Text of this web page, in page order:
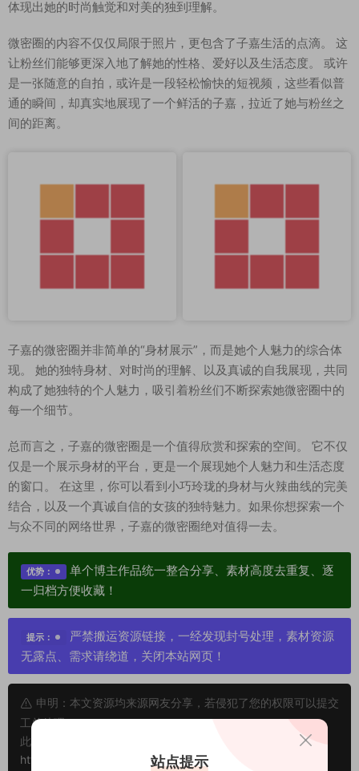
体现出她的时尚触觉和对美的独到理解。
微密圈的内容不仅仅局限于照片，更包含了子嘉生活的点滴。 这
让粉丝们能够更深入地了解她的性格、爱好以及生活态度。 或许
是一张随意的自拍，或许是一段轻松愉快的短视频，这些看似普
通的瞬间，却真实地展现了一个鲜活的子嘉，拉近了她与粉丝之
间的距离。
子嘉的微密圈并非简单的“身材展示”，而是她个人魅力的综合体
现。 她的独特身材、对时尚的理解、以及真诚的自我展现，共同
构成了她独特的个人魅力，吸引着粉丝们不断探索她微密圈中的
每一个细节。
总而言之，子嘉的微密圈是一个值得欣赏和探索的空间。 它不仅
仅是一个展示身材的平台，更是一个展现她个人魅力和生活态度
的窗口。 在这里，你可以看到小巧玲珑的身材与火辣曲线的完美
结合，以及一个真诚自信的女孩的独特魅力。如果你想探索一个
与众不同的网络世界，子嘉的微密圈绝对值得一去。
优势：
单个博主作品统一整合分享、素材高度去重复、逐
一归档方便收藏！
提示：
严禁搬运资源链接，一经发现封号处理，素材资源
无露点、需求请绕道，关闭本站网页！
申明：本文资源均来源网友分享，若侵犯了您的权限可以提交
工单处理。
此外本文章皆属于原创文章，转载请注明出处！原文链接：
https://www.vmiba.com/12495.html
站点提示